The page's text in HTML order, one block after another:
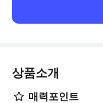
상품소개
매력포인트